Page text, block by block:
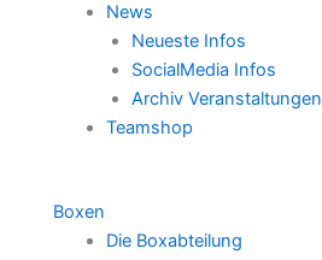
News
Neueste Infos
SocialMedia Infos
Archiv Veranstaltungen
Teamshop
Boxen
Die Boxabteilung